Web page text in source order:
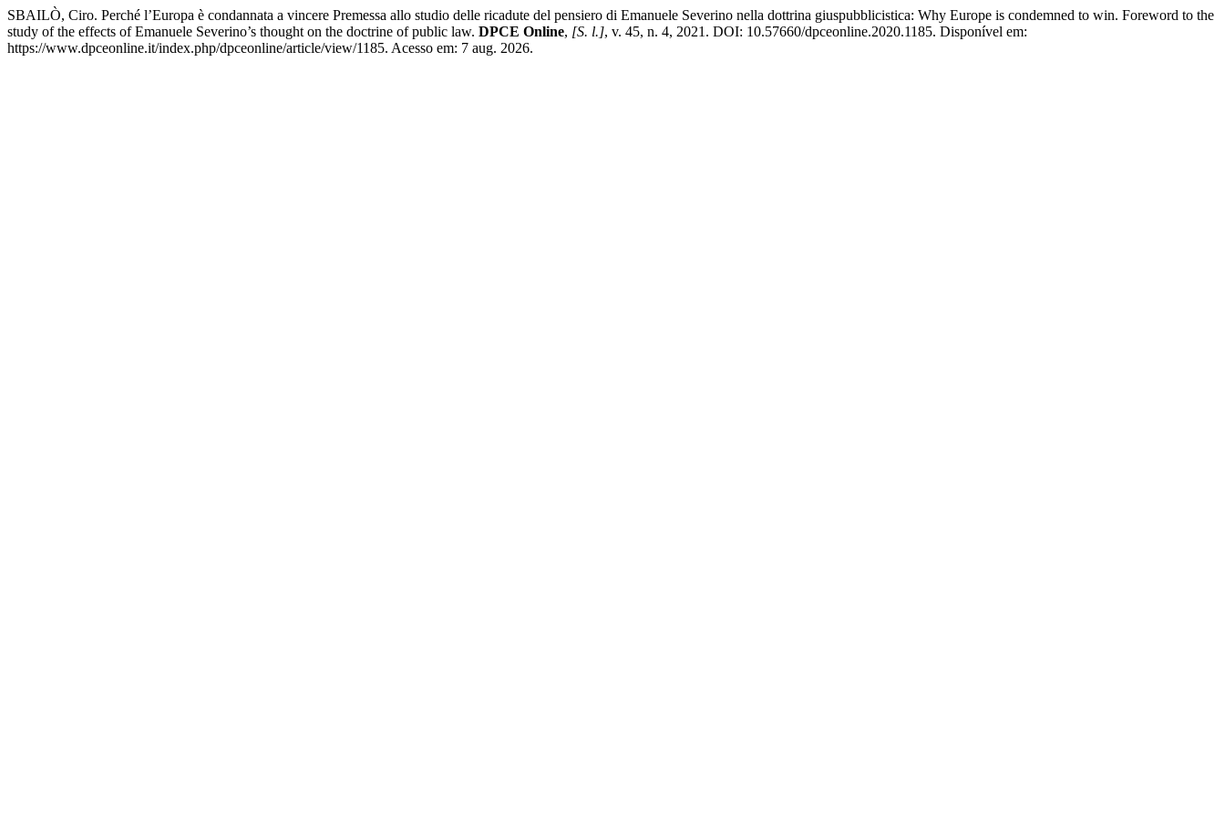
SBAILÒ, Ciro. Perché l’Europa è condannata a vincere Premessa allo studio delle ricadute del pensiero di Emanuele Severino nella dottrina giuspubblicistica: Why Europe is condemned to win. Foreword to the
study of the effects of Emanuele Severino’s thought on the doctrine of public law. DPCE Online, [S. l.], v. 45, n. 4, 2021. DOI: 10.57660/dpceonline.2020.1185. Disponível em:
https://www.dpceonline.it/index.php/dpceonline/article/view/1185. Acesso em: 7 aug. 2026.